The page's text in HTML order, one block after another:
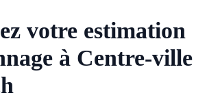
votre estimation
à Centre-ville